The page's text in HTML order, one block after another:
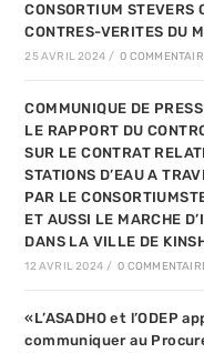
CONSORTIUM STEVERS
CONTRES-VERITES DU
25 AVRIL 2024 / 0
COMMUNIQUE DE
LE RAPPORT DU
SUR LE CONTRAT
STATIONS D’EAU A
PAR LE
ET AUSSI LE MARCHE
DANS LA VILLE DE
12 AVRIL 2024 / 0
«L’ASADHO et l’ODEP
communiquer au